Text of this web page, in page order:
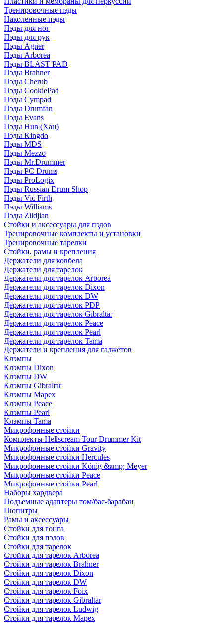
Тренировочные пэды
Наколенные пэды
Пэды для ног
Пэды для рук
Пэды Agner
Пэды Arborea
Пэды BLAST PAD
Пэды Brahner
Пэды Cherub
Пэды CookiePad
Пэды Cympad
Пэды Drumfan
Пэды Evans
Пэды Hun (Хан)
Пэды Kingdo
Пэды MDS
Пэды Mezzo
Пэды Mr.Drummer
Пэды PC Drums
Пэды ProLogix
Пэды Russian Drum Shop
Пэды Vic Firth
Пэды Williams
Пэды Zildjian
Стойки и аксессуары для пэдов
Тренировочные комплекты и установки
Тренировочные тарелки
Стойки, рамы и крепления
Держатели для ковбела
Держатели для тарелок
Держатели для тарелок Arborea
Держатели для тарелок Dixon
Держатели для тарелок DW
Держатели для тарелок PDP
Держатели для тарелок Gibraltar
Держатели для тарелок Peace
Держатели для тарелок Pearl
Держатели для тарелок Tama
Держатели и крепления для гаджетов
Клэмпы
Клэмпы Dixon
Клэмпы DW
Клэмпы Gibraltar
Клэмпы Mapex
Клэмпы Peace
Клэмпы Pearl
Клэмпы Tama
Микрофонные стойки
Комплекты Hellscream Tour Drummer Kit
Микрофонные стойки Gravity
Микрофонные стойки Hercules
Микрофонные стойки König &amp; Meyer
Микрофонные стойки Peace
Микрофонные стойки Pearl
Наборы хардвера
Подъемные адаптеры том/бас-барабан
Пюпитры
Рамы и аксессуары
Стойки для гонга
Стойки для пэдов
Стойки для тарелок
Стойки для тарелок Arborea
Стойки для тарелок Brahner
Стойки для тарелок Dixon
Стойки для тарелок DW
Стойки для тарелок Foix
Стойки для тарелок Gibraltar
Стойки для тарелок Ludwig
Стойки для тарелок Mapex